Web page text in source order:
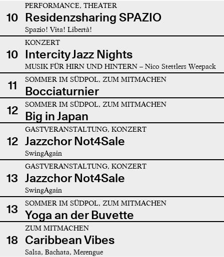
10
PERFORMANCE, THEATER
Residenzsharing SPAZIO
Spazio! Vita! Libertà!
10
KONZERT
Intercity Jazz Nights
MUSIK FÜR HIRN UND HINTERN – Nico Stettlers Weepack
11 SOMMER IM SÜDPOL, ZUM MITMACHEN
Bocciaturnier
12
SOMMER IM SÜDPOL, ZUM MITMACHEN
Big in Japan
12
GASTVERANSTALTUNG, KONZERT
Jazzchor Not4Sale
SwingAgain
13
GASTVERANSTALTUNG, KONZERT
Jazzchor Not4Sale
SwingAgain
13 SOMMER IM SÜDPOL, ZUM MITMACHEN
Yoga an der Buvette
18
ZUM MITMACHEN
Caribbean Vibes
Salsa, Bachata, Merengue